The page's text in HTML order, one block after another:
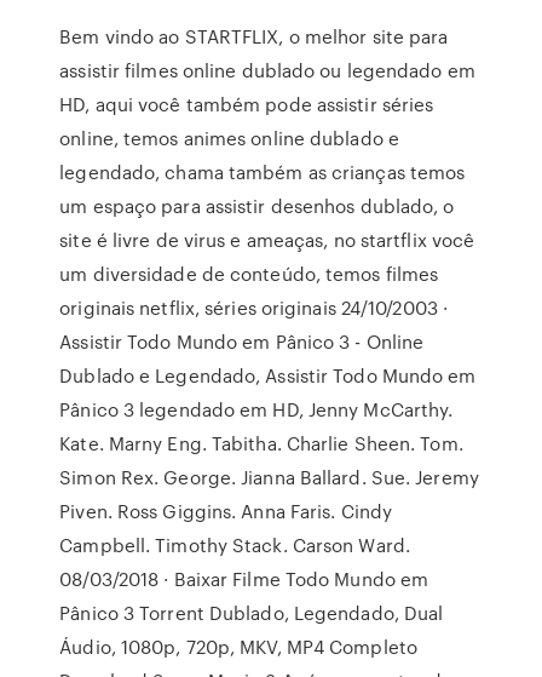
Bem vindo ao STARTFLIX, o melhor site para
assistir filmes online dublado ou legendado em
HD, aqui você também pode assistir séries
online, temos animes online dublado e
legendado, chama também as crianças temos
um espaço para assistir desenhos dublado, o
site é livre de virus e ameaças, no startflix você
um diversidade de conteúdo, temos filmes
originais netflix, séries originais 24/10/2003 ·
Assistir Todo Mundo em Pânico 3 - Online
Dublado e Legendado, Assistir Todo Mundo em
Pânico 3 legendado em HD, Jenny McCarthy.
Kate. Marny Eng. Tabitha. Charlie Sheen. Tom.
Simon Rex. George. Jianna Ballard. Sue. Jeremy
Piven. Ross Giggins. Anna Faris. Cindy
Campbell. Timothy Stack. Carson Ward.
08/03/2018 · Baixar Filme Todo Mundo em
Pânico 3 Torrent Dublado, Legendado, Dual
Áudio, 1080p, 720p, MKV, MP4 Completo